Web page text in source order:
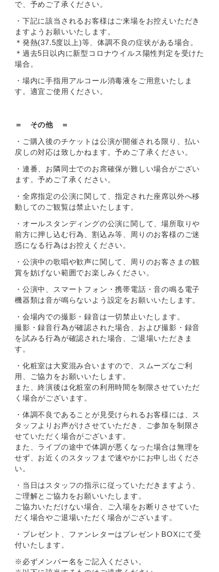
で、予めご了承ください。
・下記に該当されるお客様はご来場をお控えいただき
ますようお願いいたします。
＊発熱(37.5度以上)等、体調不良の症状がある場合。
＊過去5日以内に新型コロナウイルス陽性判定を受けた
場合。
・場内に手指用アルコール消毒液をご用意いたしま
す。適宜ご使用ください。
＝ その他 ＝
・ご購入後のチケットは公演が開催される限り、払い
戻しの対応は致しかねます。予めご了承ください。
・連番、お隣同士でのお席確保が難しい場合がござい
ます。予めご了承ください。
・全席指定の公演に関して、指定された座席以外へ移
動してのご観覧は禁止いたします。
・オールスタンディングの公演に関して、場所取りや
前方に押し込む行為、割込み等、周りのお客様のご迷
惑になる行為はお控えください。
・公演中の歌唱や歓声に関して、周りのお客さまの観
賞を妨げない範囲でお楽しみください。
・公演中、スマートフォン・携帯電話・音の鳴る電子
機器類は音が鳴らないよう設定をお願いいたします。
・会場内での撮影・録音は一切禁止いたします。
撮影・録音行為が確認された場合、および撮影・録音
を試みる行為が確認された場合、ご退場いただきま
す。
・化粧室は大変混み合いますので、スムーズなご利
用、ご協力をお願いいたします。
また、終演後は化粧室の利用時間を制限させていただ
く場合がございます。
・体調不良であることが見受けられるお客様には、ス
タッフよりお声がけさせていただき、ご参加を制限さ
せていただく場合がございます。
また、ライブの途中で体調が悪くなった場合は無理を
せず、お近くのスタッフまで速やかにお申し出くださ
い。
・当日はスタッフの指示に従っていただきますよう、
ご理解とご協力をお願いいたします。
ご協力いただけない場合、ご入場をお断りさせていた
だく場合やご退場いただく場合がございます。
・プレゼント、ファンレターはプレゼントBOXにて受
付いたします。
※必ずメンバー名をご記入ください。